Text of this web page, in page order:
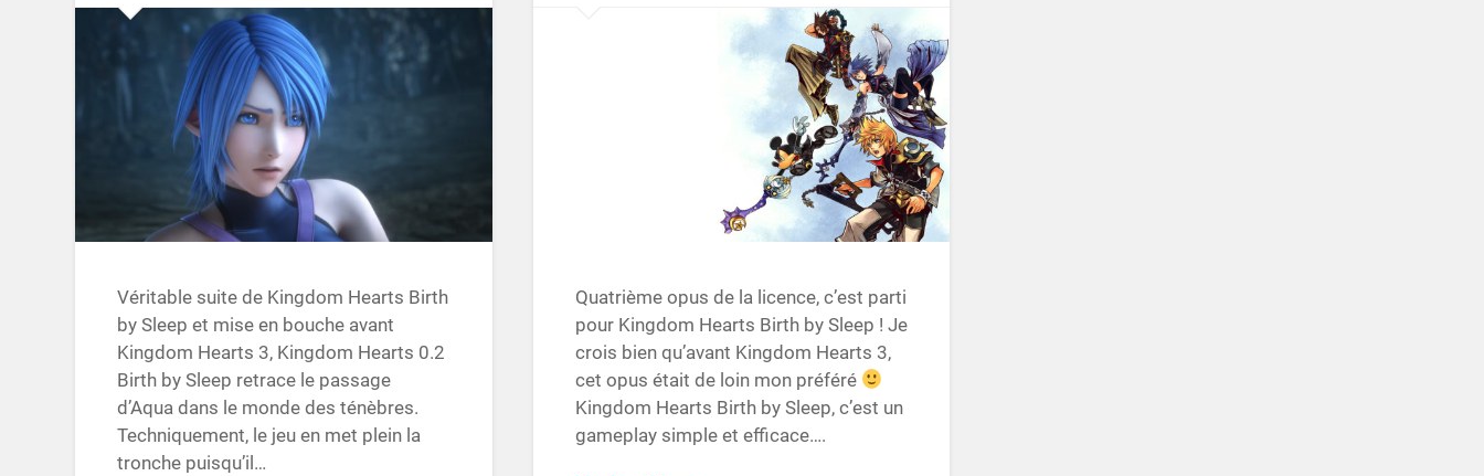
Véritable suite de Kingdom Hearts Birth
by Sleep et mise en bouche avant
Kingdom Hearts 3, Kingdom Hearts 0.2
Birth by Sleep retrace le passage
d’Aqua dans le monde des ténèbres.
Techniquement, le jeu en met plein la
tronche puisqu’il…
Quatrième opus de la licence, c’est parti
pour Kingdom Hearts Birth by Sleep ! Je
crois bien qu’avant Kingdom Hearts 3,
cet opus était de loin mon préféré
Kingdom Hearts Birth by Sleep, c’est un
gameplay simple et efficace….